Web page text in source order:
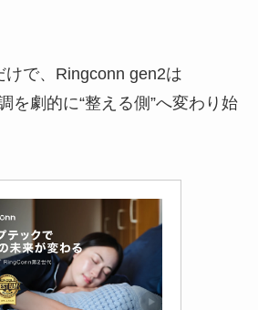
けで、Ringconn gen2は
を劇的に“整える側”へ変わり始